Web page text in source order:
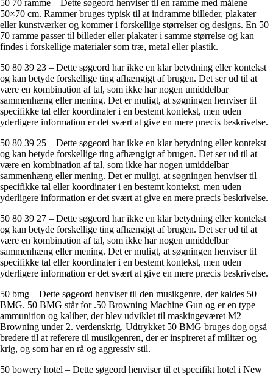
50 70 ramme – Dette søgeord henviser til en ramme med målene
50×70 cm. Rammer bruges typisk til at indramme billeder, plakater
eller kunstværker og kommer i forskellige størrelser og designs. En 50
70 ramme passer til billeder eller plakater i samme størrelse og kan
findes i forskellige materialer som træ, metal eller plastik.
50 80 39 23 – Dette søgeord har ikke en klar betydning eller kontekst
og kan betyde forskellige ting afhængigt af brugen. Det ser ud til at
være en kombination af tal, som ikke har nogen umiddelbar
sammenhæng eller mening. Det er muligt, at søgningen henviser til
specifikke tal eller koordinater i en bestemt kontekst, men uden
yderligere information er det svært at give en mere præcis beskrivelse.
50 80 39 25 – Dette søgeord har ikke en klar betydning eller kontekst
og kan betyde forskellige ting afhængigt af brugen. Det ser ud til at
være en kombination af tal, som ikke har nogen umiddelbar
sammenhæng eller mening. Det er muligt, at søgningen henviser til
specifikke tal eller koordinater i en bestemt kontekst, men uden
yderligere information er det svært at give en mere præcis beskrivelse.
50 80 39 27 – Dette søgeord har ikke en klar betydning eller kontekst
og kan betyde forskellige ting afhængigt af brugen. Det ser ud til at
være en kombination af tal, som ikke har nogen umiddelbar
sammenhæng eller mening. Det er muligt, at søgningen henviser til
specifikke tal eller koordinater i en bestemt kontekst, men uden
yderligere information er det svært at give en mere præcis beskrivelse.
50 bmg – Dette søgeord henviser til den musikgenre, der kaldes 50
BMG. 50 BMG står for .50 Browning Machine Gun og er en type
ammunition og kaliber, der blev udviklet til maskingeværet M2
Browning under 2. verdenskrig. Udtrykket 50 BMG bruges dog også
bredere til at referere til musikgenren, der er inspireret af militær og
krig, og som har en rå og aggressiv stil.
50 bowery hotel – Dette søgeord henviser til et specifikt hotel i New